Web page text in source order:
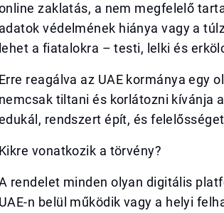
zaklatás, a nem megfelelő
adatok védelmének hiánya vagy a
lehet a fiatalokra – testi, lelki és
Erre reagálva az UAE kormánya egy
nemcsak tiltani és korlátozni kívánja
rendszert épít, és
Kikre vonatkozik a törvény?
rendelet minden olyan digitális
UAE-n belül működik vagy a helyi